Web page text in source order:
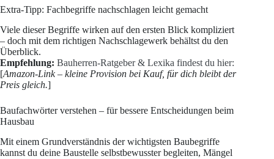
Extra-Tipp: Fachbegriffe nachschlagen leicht gemacht
Viele dieser Begriffe wirken auf den ersten Blick kompliziert
– doch mit dem richtigen Nachschlagewerk behältst du den
Überblick.
Empfehlung: Bauherren-Ratgeber & Lexika findest du hier:
[Amazon-Link – kleine Provision bei Kauf, für dich bleibt der
Preis gleich.]
Baufachwörter verstehen – für bessere Entscheidungen beim
Hausbau
Mit einem Grundverständnis der wichtigsten Baubegriffe
kannst du deine Baustelle selbstbewusster begleiten, Mängel